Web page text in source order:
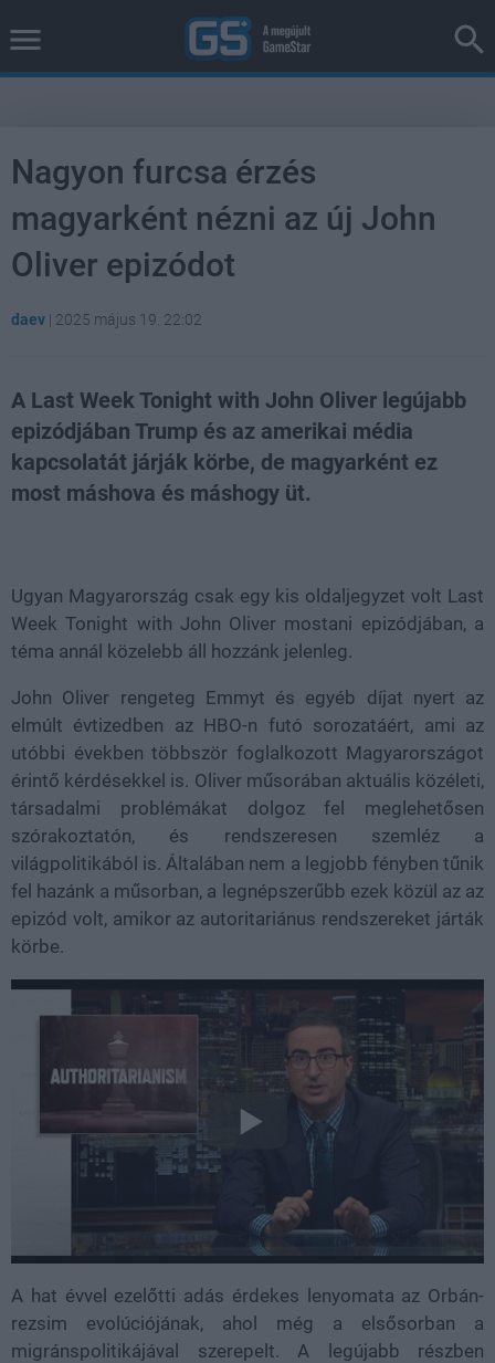
Nagyon furcsa érzés
magyarként nézni az új John
Oliver epizódot
daev | 2025 május 19. 22:02
A Last Week Tonight with John Oliver legújabb
epizódjában Trump és az amerikai média
kapcsolatát járják körbe, de magyarként ez
most máshova és máshogy üt.
Ugyan Magyarország csak egy kis oldaljegyzet volt Last
Week Tonight with John Oliver mostani epizódjában, a
téma annál közelebb áll hozzánk jelenleg.
John Oliver rengeteg Emmyt és egyéb díjat nyert az
elmúlt évtizedben az HBO-n futó sorozatáért, ami az
utóbbi években többször foglalkozott Magyarországot
érintő kérdésekkel is. Oliver műsorában aktuális közéleti,
társadalmi problémákat dolgoz fel meglehetősen
szórakoztatón, és rendszeresen szemléz a
világpolitikából is. Általában nem a legjobb fényben tűnik
fel hazánk a műsorban, a legnépszerűbb ezek közül az az
epizód volt, amikor az autoritariánus rendszereket járták
körbe.
A hat évvel ezelőtti adás érdekes lenyomata az Orbán-
rezsim evolúciójának, ahol még a elsősorban a
migránspolitikájával szerepelt. A legújabb részben